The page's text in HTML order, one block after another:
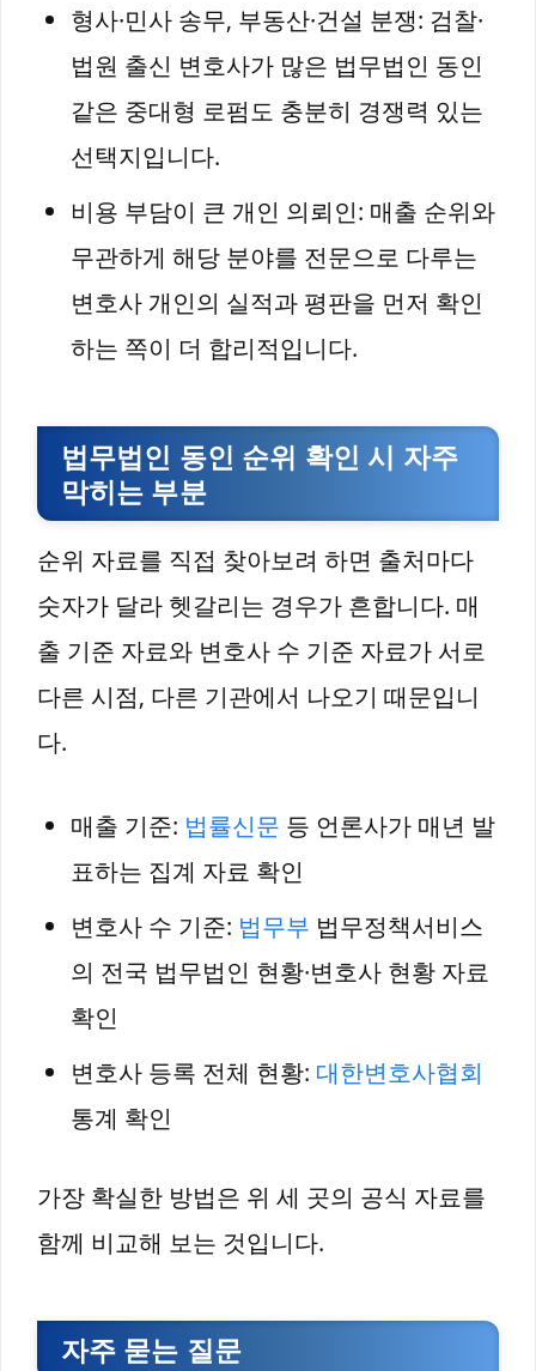
형사·민사 송무, 부동산·건설 분쟁: 검찰·
법원 출신 변호사가 많은 법무법인 동인
같은 중대형 로펌도 충분히 경쟁력 있는
선택지입니다.
비용 부담이 큰 개인 의뢰인: 매출 순위와
무관하게 해당 분야를 전문으로 다루는
변호사 개인의 실적과 평판을 먼저 확인
하는 쪽이 더 합리적입니다.
법무법인 동인 순위 확인 시 자주
막히는 부분
순위 자료를 직접 찾아보려 하면 출처마다
숫자가 달라 헷갈리는 경우가 흔합니다. 매
출 기준 자료와 변호사 수 기준 자료가 서로
다른 시점, 다른 기관에서 나오기 때문입니
다.
매출 기준: 법률신문 등 언론사가 매년 발
표하는 집계 자료 확인
변호사 수 기준: 법무부 법무정책서비스
의 전국 법무법인 현황·변호사 현황 자료
확인
변호사 등록 전체 현황: 대한변호사협회
통계 확인
가장 확실한 방법은 위 세 곳의 공식 자료를
함께 비교해 보는 것입니다.
자주 묻는 질문